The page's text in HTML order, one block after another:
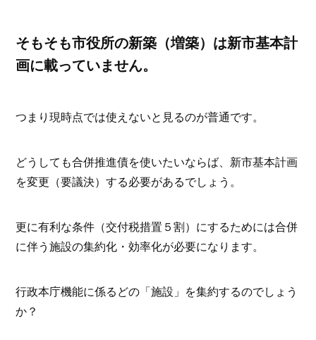
そもそも市役所の新築（増築）は新市基本計
画に載っていません。
つまり現時点では使えないと見るのが普通です。
どうしても合併推進債を使いたいならば、新市基本計画
を変更（要議決）する必要があるでしょう。
更に有利な条件（交付税措置５割）にするためには合併
に伴う施設の集約化・効率化が必要になります。
行政本庁機能に係るどの「施設」を集約するのでしょう
か？